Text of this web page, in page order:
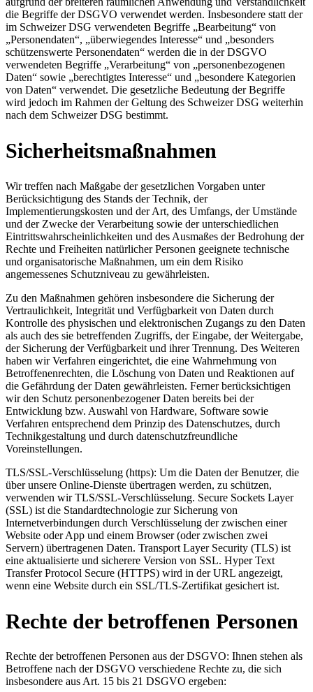
die Begriffe der DSGVO verwendet werden. Insbesondere statt der
im Schweizer DSG verwendeten Begriffe „Bearbeitung“ von
„Personendaten“, „überwiegendes Interesse“ und „besonders
schützenswerte Personendaten“ werden die in der DSGVO
verwendeten Begriffe „Verarbeitung“ von „personenbezogenen
Daten“ sowie „berechtigtes Interesse“ und „besondere Kategorien
von Daten“ verwendet. Die gesetzliche Bedeutung der Begriffe
wird jedoch im Rahmen der Geltung des Schweizer DSG weiterhin
nach dem Schweizer DSG bestimmt.
Sicherheitsmaßnahmen
Wir treffen nach Maßgabe der gesetzlichen Vorgaben unter
Berücksichtigung des Stands der Technik, der
Implementierungskosten und der Art, des Umfangs, der Umstände
und der Zwecke der Verarbeitung sowie der unterschiedlichen
Eintrittswahrscheinlichkeiten und des Ausmaßes der Bedrohung der
Rechte und Freiheiten natürlicher Personen geeignete technische
und organisatorische Maßnahmen, um ein dem Risiko
angemessenes Schutzniveau zu gewährleisten.
Zu den Maßnahmen gehören insbesondere die Sicherung der
Vertraulichkeit, Integrität und Verfügbarkeit von Daten durch
Kontrolle des physischen und elektronischen Zugangs zu den Daten
als auch des sie betreffenden Zugriffs, der Eingabe, der Weitergabe,
der Sicherung der Verfügbarkeit und ihrer Trennung. Des Weiteren
haben wir Verfahren eingerichtet, die eine Wahrnehmung von
Betroffenenrechten, die Löschung von Daten und Reaktionen auf
die Gefährdung der Daten gewährleisten. Ferner berücksichtigen
wir den Schutz personenbezogener Daten bereits bei der
Entwicklung bzw. Auswahl von Hardware, Software sowie
Verfahren entsprechend dem Prinzip des Datenschutzes, durch
Technikgestaltung und durch datenschutzfreundliche
Voreinstellungen.
TLS/SSL-Verschlüsselung (https): Um die Daten der Benutzer, die
über unsere Online-Dienste übertragen werden, zu schützen,
verwenden wir TLS/SSL-Verschlüsselung. Secure Sockets Layer
(SSL) ist die Standardtechnologie zur Sicherung von
Internetverbindungen durch Verschlüsselung der zwischen einer
Website oder App und einem Browser (oder zwischen zwei
Servern) übertragenen Daten. Transport Layer Security (TLS) ist
eine aktualisierte und sicherere Version von SSL. Hyper Text
Transfer Protocol Secure (HTTPS) wird in der URL angezeigt,
wenn eine Website durch ein SSL/TLS-Zertifikat gesichert ist.
Rechte der betroffenen Personen
Rechte der betroffenen Personen aus der DSGVO: Ihnen stehen als
Betroffene nach der DSGVO verschiedene Rechte zu, die sich
insbesondere aus Art. 15 bis 21 DSGVO ergeben: